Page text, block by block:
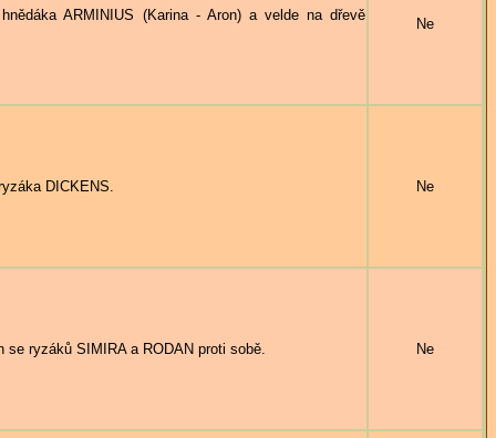
ARMINIUS (Karina - Aron) a velde na dřevě
Ne
DICKENS. Ne
ryzáků SIMIRA a RODAN proti sobě. Ne